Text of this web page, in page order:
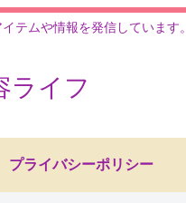
テムや情報を発信しています。
ライフ
プライバシーポリシー